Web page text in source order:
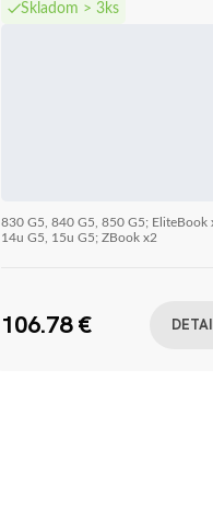
Skladom > 3ks
830 G5, 840 G5, 850 G5; EliteBook
14u G5, 15u G5; ZBook x2
106.78 €